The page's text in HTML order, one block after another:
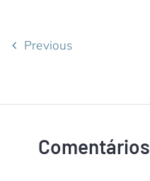
Previous
Comentários